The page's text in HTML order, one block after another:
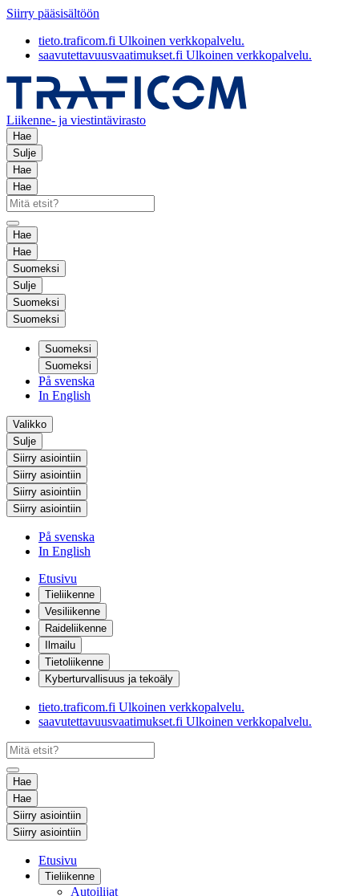
Siirry pääsisältöön
tieto.traficom.fi Ulkoinen verkkopalvelu.
saavutettavuusvaatimukset.fi Ulkoinen verkkopalvelu.
Liikenne- ja viestintävirasto
Hae
Sulje
Hae
Hae
Hae
Hae
Suomeksi
Sulje
Suomeksi
Suomeksi
Suomeksi
Suomeksi
På svenska
In English
Valikko
Sulje
Siirry asiointiin
Siirry asiointiin
Siirry asiointiin
Siirry asiointiin
På svenska
In English
Etusivu
Tieliikenne
Vesiliikenne
Raideliikenne
Ilmailu
Tietoliikenne
Kyberturvallisuus ja tekoäly
tieto.traficom.fi Ulkoinen verkkopalvelu.
saavutettavuusvaatimukset.fi Ulkoinen verkkopalvelu.
Hae
Hae
Siirry asiointiin
Siirry asiointiin
Etusivu
Tieliikenne
Autoilijat